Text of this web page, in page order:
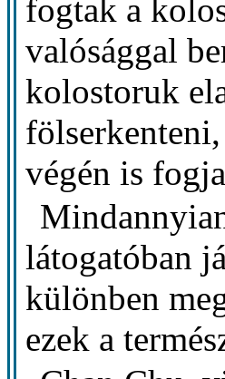
fogtak a
valósággal
kolostoruk
végén is
látogatóban
különben
ezek a